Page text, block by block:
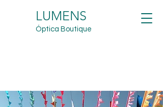
LUMENS
Óptica Boutique